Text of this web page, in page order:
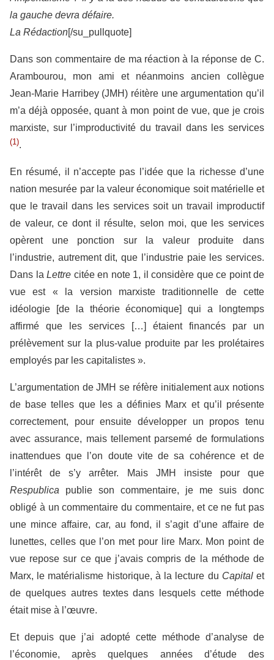
la gauche devra défaire.
La Rédaction[/su_pullquote]
Dans son commentaire de ma réaction à la réponse de C.
Arambourou, mon ami et néanmoins ancien collègue
Jean-Marie Harribey (JMH) réitère une argumentation qu’il
m’a déjà opposée, quant à mon point de vue, que je crois
marxiste, sur l’improductivité du travail dans les services
(1).
En résumé, il n’accepte pas l’idée que la richesse d’une
nation mesurée par la valeur économique soit matérielle et
que le travail dans les services soit un travail improductif
de valeur, ce dont il résulte, selon moi, que les services
opèrent une ponction sur la valeur produite dans
l’industrie, autrement dit, que l’industrie paie les services.
Dans la Lettre citée en note 1, il considère que ce point de
vue est « la version marxiste traditionnelle de cette
idéologie [de la théorie économique] qui a longtemps
affirmé que les services […] étaient financés par un
prélèvement sur la plus-value produite par les prolétaires
employés par les capitalistes ».
L’argumentation de JMH se réfère initialement aux notions
de base telles que les a définies Marx et qu’il présente
correctement, pour ensuite développer un propos tenu
avec assurance, mais tellement parsemé de formulations
inattendues que l’on doute vite de sa cohérence et de
l’intérêt de s’y arrêter. Mais JMH insiste pour que
Respublica publie son commentaire, je me suis donc
obligé à un commentaire du commentaire, et ce ne fut pas
une mince affaire, car, au fond, il s’agit d’une affaire de
lunettes, celles que l’on met pour lire Marx. Mon point de
vue repose sur ce que j’avais compris de la méthode de
Marx, le matérialisme historique, à la lecture du Capitalet
de quelques autres textes dans lesquels cette méthode
était mise à l’œuvre.
Et depuis que j’ai adopté cette méthode d’analyse de
l’économie, après quelques années d’étude des